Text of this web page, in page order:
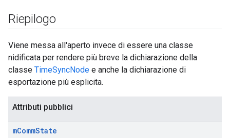
Riepilogo
Viene messa all'aperto invece di essere una classe
nidificata per rendere più breve la dichiarazione della
classe TimeSyncNode e anche la dichiarazione di
esportazione più esplicita.
Attributi pubblici
mCommState